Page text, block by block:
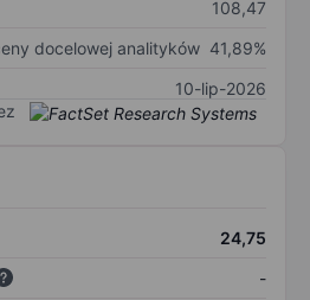
108,47
docelowej analityków 41,89%
10-lip-2026
24,75
-